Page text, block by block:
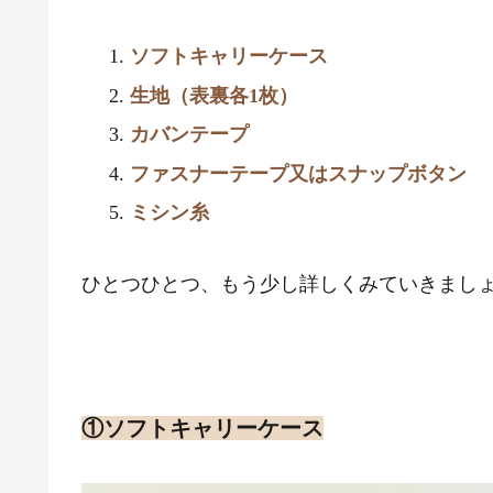
ソフトキャリーケース
生地（表裏各1枚）
カバンテープ
ファスナーテープ又はスナップボタン
ミシン糸
ひとつひとつ、もう少し詳しくみていきまし
①ソフトキャリーケース